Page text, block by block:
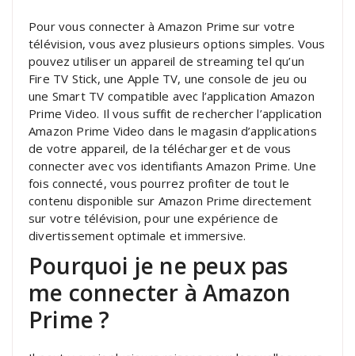
Pour vous connecter à Amazon Prime sur votre
télévision, vous avez plusieurs options simples. Vous
pouvez utiliser un appareil de streaming tel qu’un
Fire TV Stick, une Apple TV, une console de jeu ou
une Smart TV compatible avec l’application Amazon
Prime Video. Il vous suffit de rechercher l’application
Amazon Prime Video dans le magasin d’applications
de votre appareil, de la télécharger et de vous
connecter avec vos identifiants Amazon Prime. Une
fois connecté, vous pourrez profiter de tout le
contenu disponible sur Amazon Prime directement
sur votre télévision, pour une expérience de
divertissement optimale et immersive.
Pourquoi je ne peux pas
me connecter à Amazon
Prime ?